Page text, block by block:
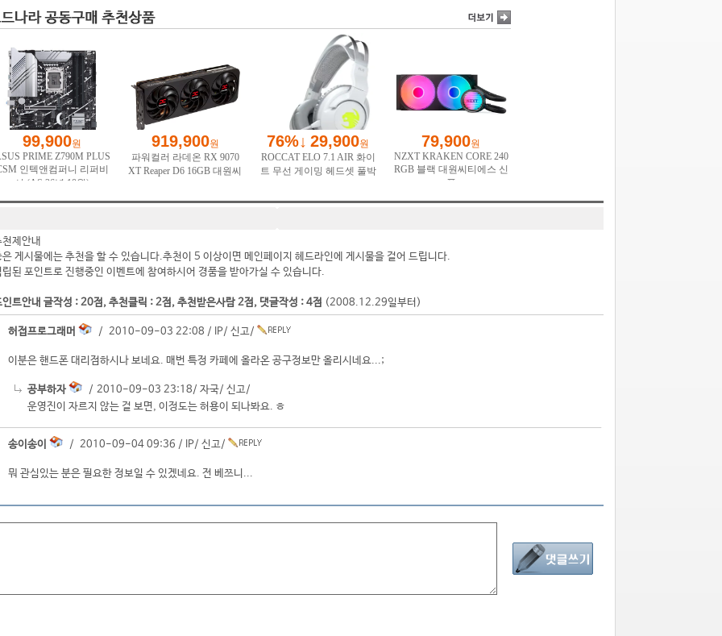
천제안내
은 게시물에는 추천을 할 수 있습니다.추천이 5 이상이면 메인페이지 헤드라인에 게시물을 걸어 드립니다.
립된 포인트로 진행중인 이벤트에 참여하시어 경품을 받아가실 수 있습니다.
인트안내 글작성 : 20점, 추천클릭 : 2점, 추천받은사람 2점, 댓글작성 : 4점 (2008.12.29일부터)
허접프로그래머 / 2010-09-03 22:08 / IP/ 신고/
이분은 핸드폰 대리점하시나 보네요. 매번 특정 카페에 올라온 공구정보만 올리시네요...;
공부하자 / 2010-09-03 23:18/ 자국/ 신고/
운영진이 자르지 않는 걸 보면, 이정도는 허용이 되나봐요. ㅎ
송이송이 / 2010-09-04 09:36 / IP/ 신고/
뭐 관심있는 분은 필요한 정보일 수 있겠네요. 전 베쯔니...